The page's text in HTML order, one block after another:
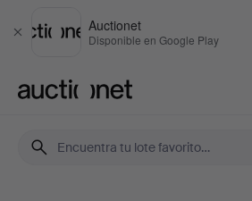
Cerrar
Auctionet
Disponible en Google Play